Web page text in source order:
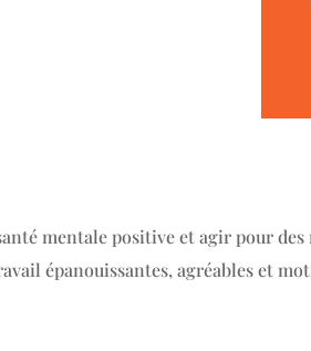
mentale positive et agir pour des
épanouissantes, agréables et